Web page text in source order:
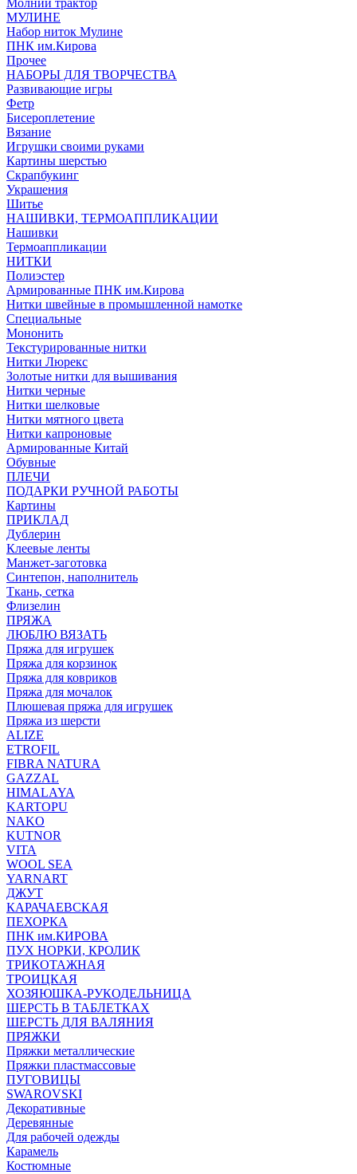
Молнии трактор
МУЛИНЕ
Набор ниток Мулине
ПНК им.Кирова
Прочее
НАБОРЫ ДЛЯ ТВОРЧЕСТВА
Развивающие игры
Фетр
Бисероплетение
Вязание
Игрушки своими руками
Картины шерстью
Скрапбукинг
Украшения
Шитье
НАШИВКИ, ТЕРМОАППЛИКАЦИИ
Нашивки
Термоаппликации
НИТКИ
Полиэстер
Армированные ПНК им.Кирова
Нитки швейные в промышленной намотке
Специальные
Мононить
Текстурированные нитки
Нитки Люрекс
Золотые нитки для вышивания
Нитки черные
Нитки шелковые
Нитки мятного цвета
Нитки капроновые
Армированные Китай
Обувные
ПЛЕЧИ
ПОДАРКИ РУЧНОЙ РАБОТЫ
Картины
ПРИКЛАД
Дублерин
Клеевые ленты
Манжет-заготовка
Синтепон, наполнитель
Ткань, сетка
Флизелин
ПРЯЖА
ЛЮБЛЮ ВЯЗАТЬ
Пряжа для игрушек
Пряжа для корзинок
Пряжа для ковриков
Пряжа для мочалок
Плюшевая пряжа для игрушек
Пряжа из шерсти
ALIZE
ETROFIL
FIBRA NATURA
GAZZAL
HIMALAYA
KARTOPU
NAKO
KUTNOR
VITA
WOOL SEA
YARNART
ДЖУТ
КАРАЧАЕВСКАЯ
ПЕХОРКА
ПНК им.КИРОВА
ПУХ НОРКИ, КРОЛИК
ТРИКОТАЖНАЯ
ТРОИЦКАЯ
ХОЗЯЮШКА-РУКОДЕЛЬНИЦА
ШЕРСТЬ В ТАБЛЕТКАХ
ШЕРСТЬ ДЛЯ ВАЛЯНИЯ
ПРЯЖКИ
Пряжки металлические
Пряжки пластмассовые
ПУГОВИЦЫ
SWAROVSKI
Декоративные
Деревянные
Для рабочей одежды
Карамель
Костюмные